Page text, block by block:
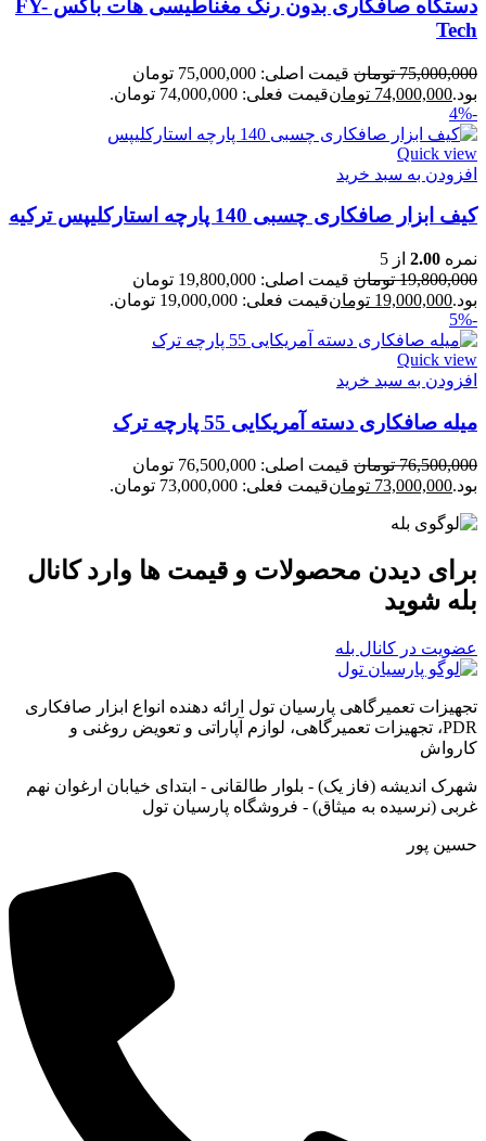
دستگاه صافکاری بدون رنگ مغناطیسی هات باکس FY-
Tech
75,000,000 تومان
قیمت اصلی: 75,000,000 تومان
بود.74,000,000 تومانقیمت فعلی: 74,000,000 تومان.
-4%
Quick view
افزودن به سبد خرید
کیف ابزار صافکاری چسبی 140 پارچه استارکلیپس ترکیه
نمره 2.00 از 5
19,800,000 تومان
قیمت اصلی: 19,800,000 تومان
بود.19,000,000 تومانقیمت فعلی: 19,000,000 تومان.
-5%
Quick view
افزودن به سبد خرید
میله صافکاری دسته آمریکایی 55 پارچه ترک
76,500,000 تومان
قیمت اصلی: 76,500,000 تومان
بود.73,000,000 تومانقیمت فعلی: 73,000,000 تومان.
برای دیدن محصولات و قیمت ها وارد کانال
بله شوید
عضویت در کانال بله
تجهیزات تعمیرگاهی پارسیان تول ارائه دهنده انواع ابزار صافکاری
PDR، تجهیزات تعمیرگاهی، لوازم آپاراتی و تعویض روغنی و
کارواش
شهرک اندیشه (فاز یک) - بلوار طالقانی - ابتدای خیابان ارغوان نهم
غربی (نرسیده به میثاق) - فروشگاه پارسیان تول
حسین پور